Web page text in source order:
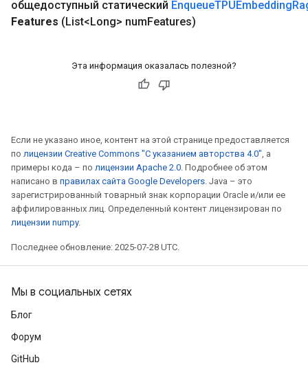
общедоступный статический EnqueueTPUEmbedding
Features (List<Long> numFeatures)
Эта информация оказалась полезной?
Если не указано иное, контент на этой странице предоставляется
по лицензии Creative Commons "С указанием авторства 4.0", а
примеры кода – по лицензии Apache 2.0. Подробнее об этом
написано в правилах сайта Google Developers. Java – это
зарегистрированный товарный знак корпорации Oracle и/или ее
аффилированных лиц. Определенный контент лицензирован по
лицензии numpy.
Последнее обновление: 2025-07-28 UTC.
Мы в социальных сетях
Блог
Форум
GitHub